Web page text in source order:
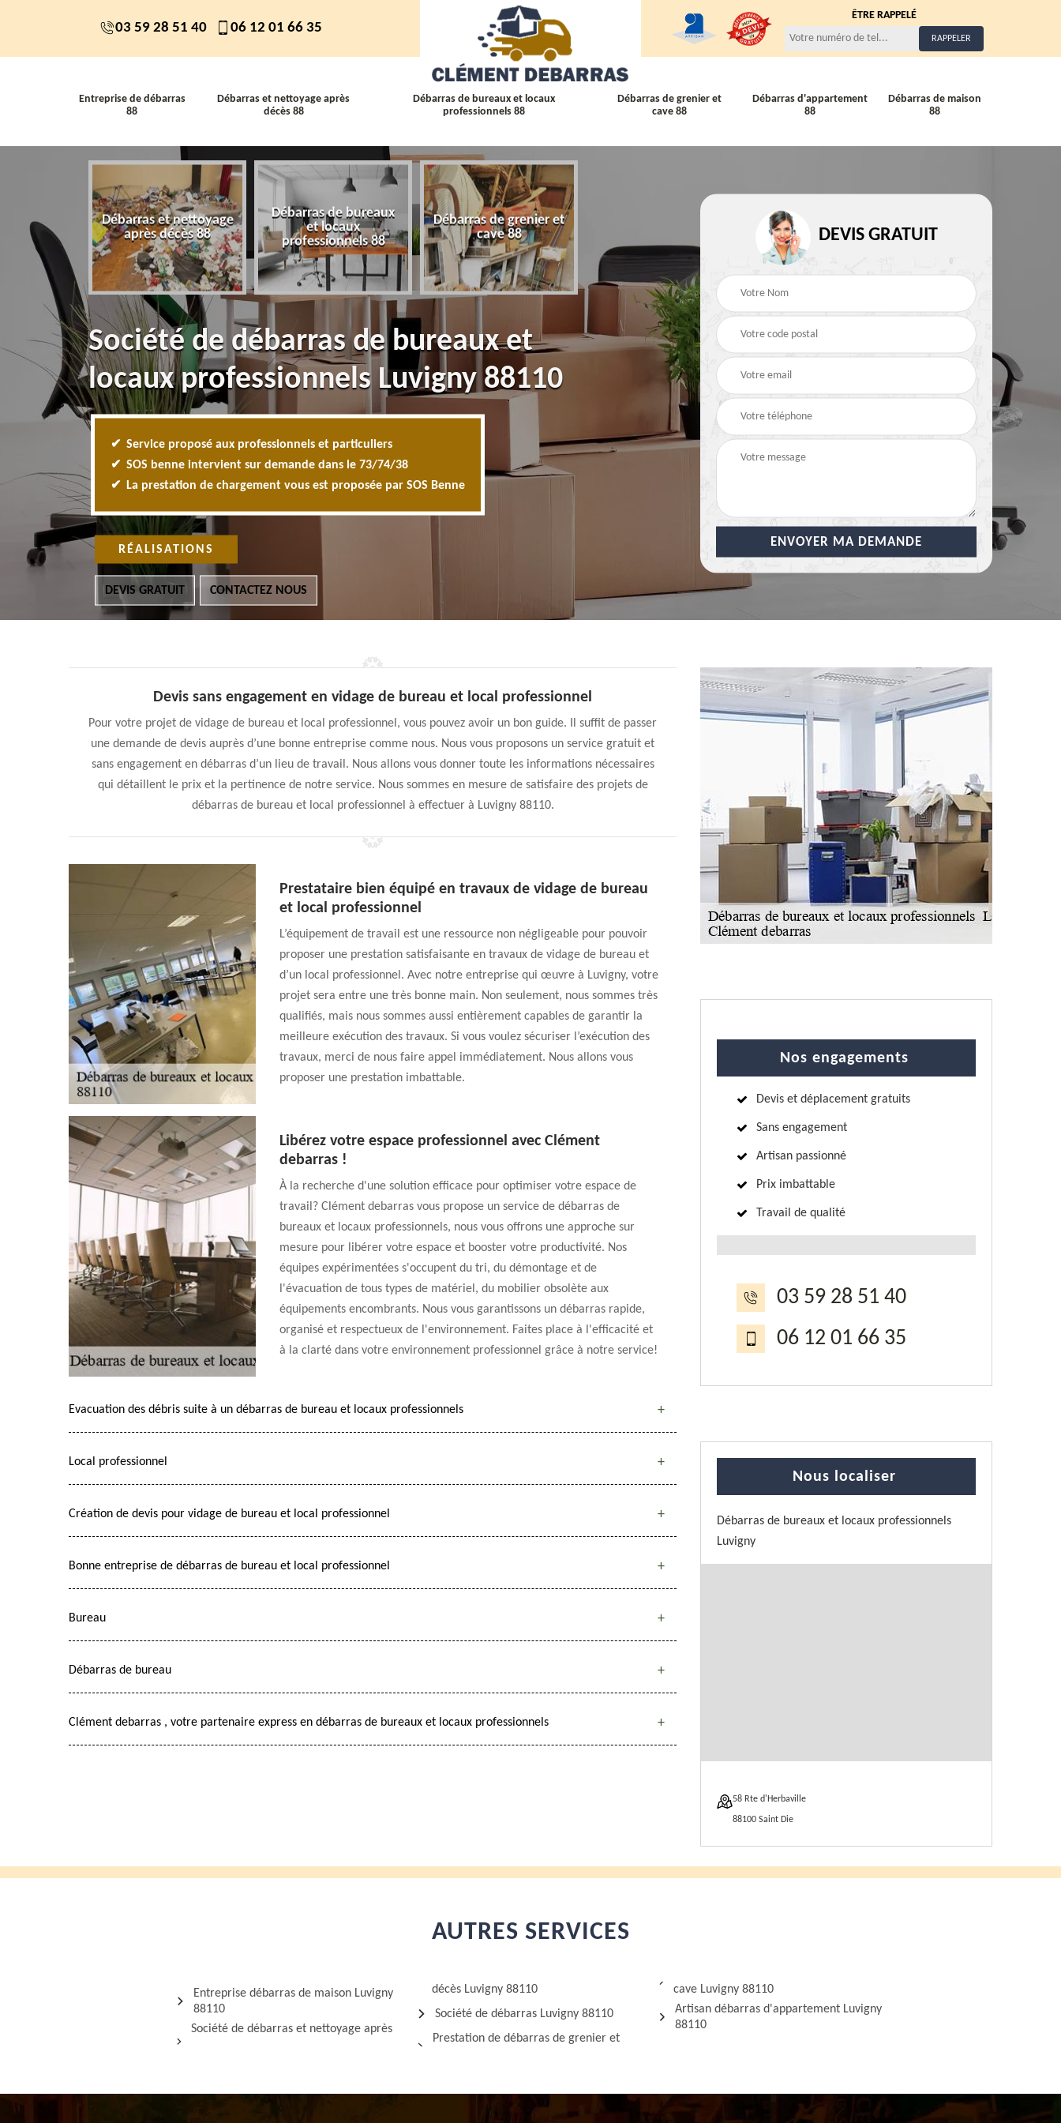
03 59 28 51 40 06 12 01 66 35
ÊTRE RAPPELÉ
Entreprise de débarras
88
Débarras et nettoyage après
décès 88
Débarras de bureaux et locaux
professionnels 88
Débarras de grenier et
cave 88
Débarras d'appartement
88
Débarras de maison
88
débarras
Débarras et nettoyage
après décès 88
Débarras de bureaux
et locaux
professionnels 88
Débarras de grenier et
cave 88
Débarras de maison 88
Société de débarras de bureaux et
locaux professionnels Luvigny 88110
Service proposé aux professionnels et particuliers
SOS benne intervient sur demande dans le 73/74/38
La prestation de chargement vous est proposée par SOS Benne
RÉALISATIONS
DEVIS GRATUIT CONTACTEZ NOUS
DEVIS GRATUIT
Devis sans engagement en vidage de bureau et local professionnel
Pour votre projet de vidage de bureau et local professionnel, vous pouvez avoir un bon guide. Il suffit de passer
une demande de devis auprès d’une bonne entreprise comme nous. Nous vous proposons un service gratuit et
sans engagement en débarras d’un lieu de travail. Nous allons vous donner toute les informations nécessaires
qui détaillent le prix et la pertinence de notre service. Nous sommes en mesure de satisfaire des projets de
débarras de bureau et local professionnel à effectuer à Luvigny 88110.
Prestataire bien équipé en travaux de vidage de bureau
et local professionnel
L’équipement de travail est une ressource non négligeable pour pouvoir
proposer une prestation satisfaisante en travaux de vidage de bureau et
d’un local professionnel. Avec notre entreprise qui œuvre à Luvigny, votre
projet sera entre une très bonne main. Non seulement, nous sommes très
qualifiés, mais nous sommes aussi entièrement capables de garantir la
meilleure exécution des travaux. Si vous voulez sécuriser l’exécution des
travaux, merci de nous faire appel immédiatement. Nous allons vous
proposer une prestation imbattable.
Libérez votre espace professionnel avec Clément
debarras !
À la recherche d'une solution efficace pour optimiser votre espace de
travail? Clément debarras vous propose un service de débarras de
bureaux et locaux professionnels, nous vous offrons une approche sur
mesure pour libérer votre espace et booster votre productivité. Nos
équipes expérimentées s'occupent du tri, du démontage et de
l'évacuation de tous types de matériel, du mobilier obsolète aux
équipements encombrants. Nous vous garantissons un débarras rapide,
organisé et respectueux de l'environnement. Faites place à l'efficacité et
à la clarté dans votre environnement professionnel grâce à notre service!
Evacuation des débris suite à un débarras de bureau et locaux professionnels
Local professionnel
Création de devis pour vidage de bureau et local professionnel
Bonne entreprise de débarras de bureau et local professionnel
Bureau
Débarras de bureau
Clément debarras , votre partenaire express en débarras de bureaux et locaux professionnels
Nos engagements
Devis et déplacement gratuits
Sans engagement
Artisan passionné
Prix imbattable
Travail de qualité
03 59 28 51 40
06 12 01 66 35
Nous localiser
Débarras de bureaux et locaux professionnels
Luvigny
58 Rte d'Herbaville
88100 Saint Die
AUTRES SERVICES
Entreprise débarras de maison Luvigny
88110
Société de débarras et nettoyage après
décès Luvigny 88110
Société de débarras Luvigny 88110
Prestation de débarras de grenier et
cave Luvigny 88110
Artisan débarras d'appartement Luvigny
88110